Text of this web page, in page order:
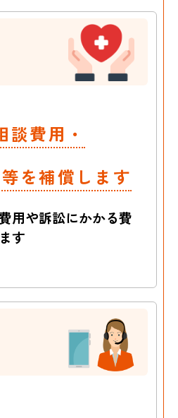
談費用・
を補償します
用や訴訟にかかる費
す